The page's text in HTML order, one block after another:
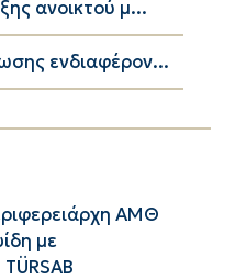
ανοικτού μ...
ενδιαφέρον...
ΑΜΘ
με